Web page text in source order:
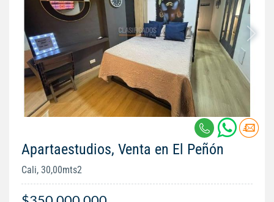
Apartaestudios, Venta en El Peñón
Cali, 30,00mts2